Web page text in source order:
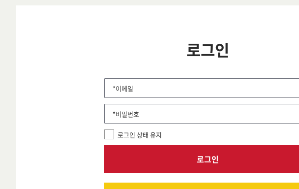
로그인
*이메일
*비밀번호
로그인 상태 유지
로그인